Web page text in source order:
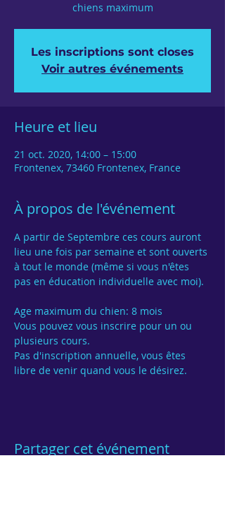
chiens maximum
Les inscriptions sont closes
Voir autres événements
Heure et lieu
21 oct. 2020, 14:00 – 15:00
Frontenex, 73460 Frontenex, France
À propos de l'événement
A partir de Septembre ces cours auront
lieu une fois par semaine et sont ouverts
à tout le monde (même si vous n'êtes
pas en éducation individuelle avec moi).
Age maximum du chien: 8 mois
Vous pouvez vous inscrire pour un ou
Pas d'inscription annuelle, vous êtes
Partager cet événement